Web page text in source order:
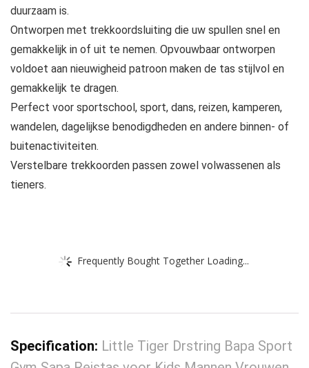
duurzaam is.
Ontworpen met trekkoordsluiting die uw spullen snel en
gemakkelijk in of uit te nemen. Opvouwbaar ontworpen
voldoet aan nieuwigheid patroon maken de tas stijlvol en
gemakkelijk te dragen.
Perfect voor sportschool, sport, dans, reizen, kamperen,
wandelen, dagelijkse benodigdheden en andere binnen- of
buitenactiviteiten.
Verstelbare trekkoorden passen zowel volwassenen als
tieners.
Frequently Bought Together Loading...
Specification: Little Tiger Drstring Bapa Sport